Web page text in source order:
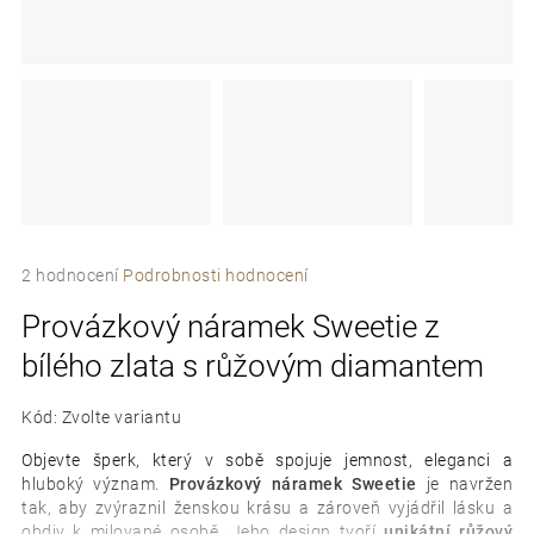
Průměrné
produktu
je
5,0
5
2 hodnocení Podrobnosti hodnocení
Provázkový náramek Sweetie z
bílého zlata s růžovým diamantem
Kód: Zvolte variantu
Objevte šperk, který v sobě spojuje jemnost, eleganci a
hluboký význam.
Provázkový náramek Sweetie
je navržen
tak, aby zvýraznil ženskou krásu a zároveň vyjádřil lásku a
í
t
?
D
o